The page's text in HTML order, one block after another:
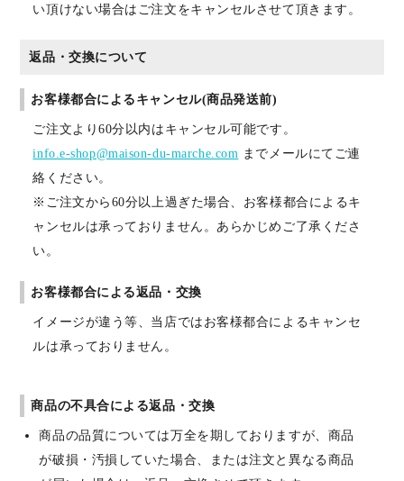
い頂けない場合はご注文をキャンセルさせて頂きます。
返品・交換について
お客様都合によるキャンセル(商品発送前)
ご注文より60分以内はキャンセル可能です。
info.e-shop@maison-du-marche.com までメールにてご連
絡ください。
※ご注文から60分以上過ぎた場合、お客様都合によるキ
ャンセルは承っておりません。あらかじめご了承くださ
い。
お客様都合による返品・交換
イメージが違う等、当店ではお客様都合によるキャンセ
ルは承っておりません。
商品の不具合による返品・交換
商品の品質については万全を期しておりますが、商品
が破損・汚損していた場合、または注文と異なる商品